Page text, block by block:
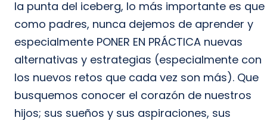
la punta del iceberg, lo más importante es que
como padres, nunca dejemos de aprender y
especialmente PONER EN PRÁCTICA nuevas
alternativas y estrategias (especialmente con
los nuevos retos que cada vez son más). Que
busquemos conocer el corazón de nuestros
hijos; sus sueños y sus aspiraciones, sus